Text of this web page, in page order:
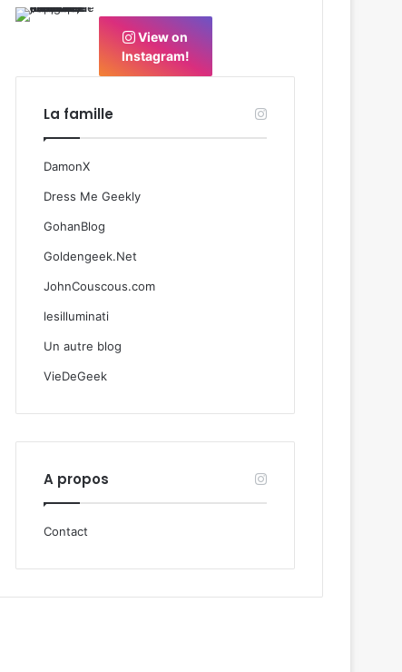
View on
Instagram!
La famille
DamonX
Dress Me Geekly
GohanBlog
Goldengeek.Net
JohnCouscous.com
lesilluminati
Un autre blog
VieDeGeek
A propos
Contact